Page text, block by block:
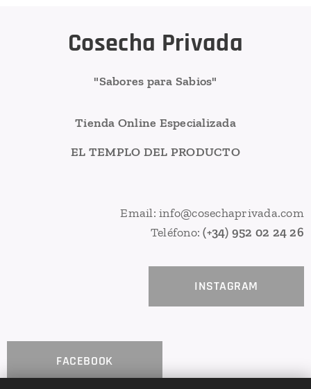
Cosecha Privada
"Sabores para Sabios"
Tienda Online Especializada
EL TEMPLO DEL PRODUCTO
Email: info@cosechaprivada.com
Teléfono:(+34) 952 02 24 26
INSTAGRAM
FACEBOOK